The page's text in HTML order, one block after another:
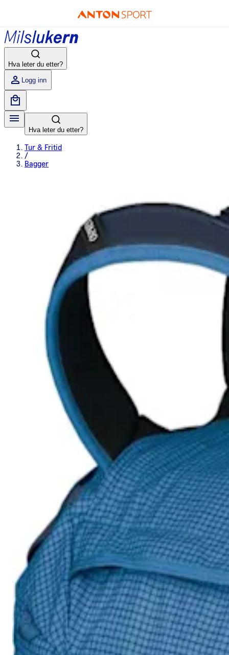
Hva leter du etter?
Logg inn
Hva leter du etter?
Tur & Fritid
/
Bagger